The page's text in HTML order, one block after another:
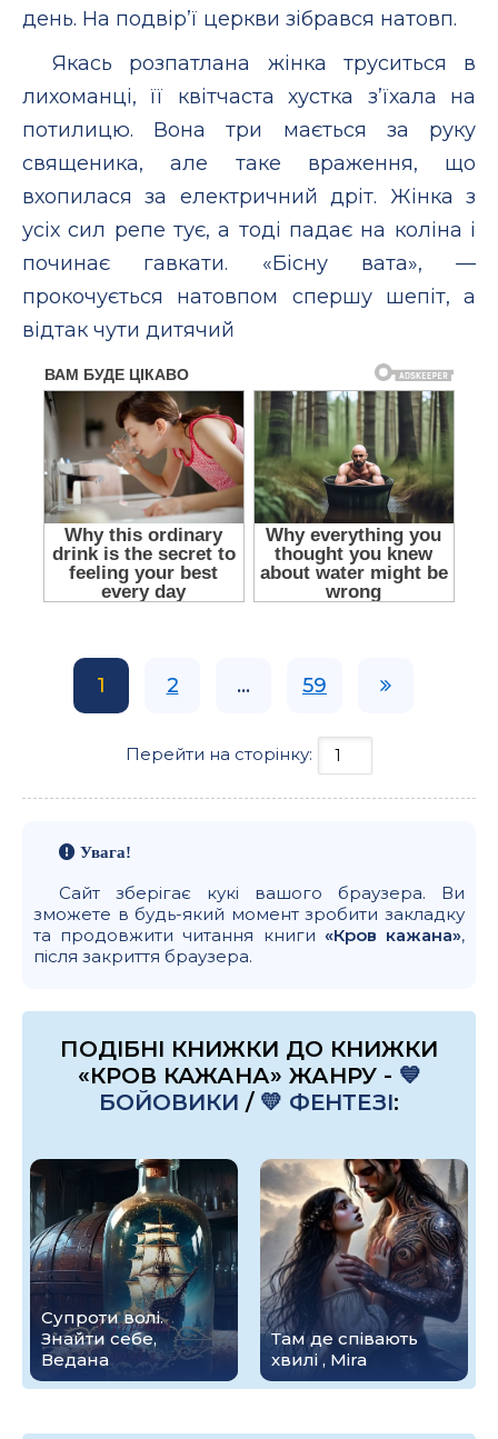
день. На подвір’ї церкви зібрався натовп.
Якась розпатлана жінка труситься в
лихоманці, її квітчаста хустка з’їхала на
потилицю. Вона три мається за руку
священика, але таке враження, що
вхопилася за електричний дріт. Жінка з
усіх сил репе тує, а тоді падає на коліна і
починає гавкати. «Бісну вата», —
прокочується натовпом спершу шепіт, а
відтак чути дитячий
1 2 ... 59
Перейти на сторінку:
Увага!
Сайт зберігає кукі вашого браузера. Ви
зможете в будь-який момент зробити закладку
та продовжити читання книги «Кров кажана»,
після закриття браузера.
ПОДІБНІ КНИЖКИ ДО КНИЖКИ
«КРОВ КАЖАНА» ЖАНРУ - 💙
БОЙОВИКИ / 💛 ФЕНТЕЗІ:
Супроти волі.
Знайти себе,
Ведана
Там де співають
хвилі , Mira